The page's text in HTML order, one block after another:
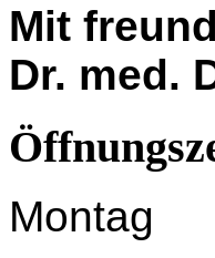
Mit
Dr. med.
Montag